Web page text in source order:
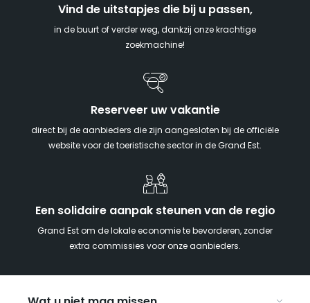
Vind de uitstapjes die bij u passen,
in de buurt of verder weg, dankzij onze krachtige
zoekmachine!
Reserveer uw vakantie
direct bij de aanbieders die zijn aangesloten bij de officiële
website voor de toeristische sector in de Grand Est.
Een solidaire aanpak steunen van de regio
Grand Est om de lokale economie te bevorderen, zonder
extra commissies voor onze aanbieders.